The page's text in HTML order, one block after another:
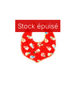
Stock épuisé